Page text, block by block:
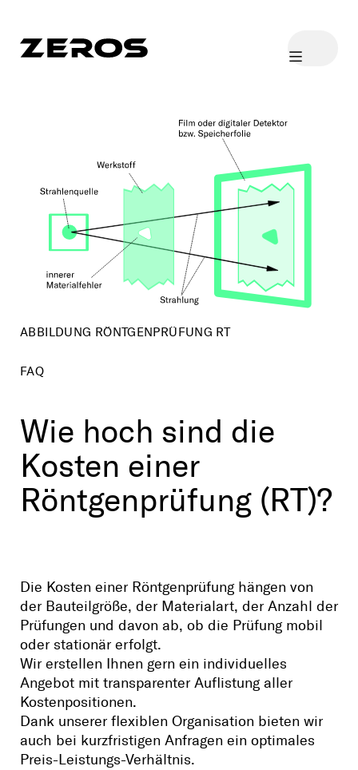
Description
ABBILDUNG RÖNTGENPRÜFUNG RT
FAQ
Wie hoch sind die
Kosten einer
Röntgenprüfung (RT)?
Die Kosten einer Röntgenprüfung hängen von
der Bauteilgröße, der Materialart, der Anzahl der
Prüfungen und davon ab, ob die Prüfung mobil
oder stationär erfolgt.
Wir erstellen Ihnen gern ein individuelles
Angebot mit transparenter Auflistung aller
Kostenpositionen.
Dank unserer flexiblen Organisation bieten wir
auch bei kurzfristigen Anfragen ein optimales
Preis-Leistungs-Verhältnis.